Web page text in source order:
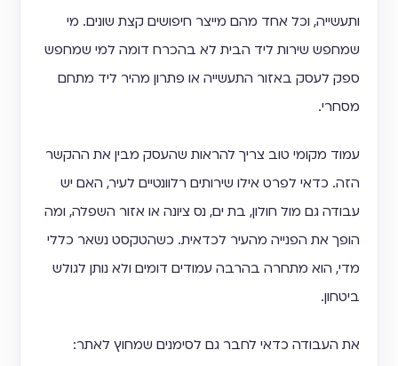
ותעשייה, וכל אחד מהם מייצר חיפושים קצת שונים. מי
שמחפש שירות ליד הבית לא בהכרח דומה למי שמחפש
ספק לעסק באזור התעשייה או פתרון מהיר ליד מתחם
מסחרי.
עמוד מקומי טוב צריך להראות שהעסק מבין את ההקשר
הזה. כדאי לפרט אילו שירותים רלוונטיים לעיר, האם יש
עבודה גם מול חולון, בת ים, נס ציונה או אזור השפלה, ומה
הופך את הפנייה מהעיר לכדאית. כשהטקסט נשאר כללי
מדי, הוא מתחרה בהרבה עמודים דומים ולא נותן לגולש
ביטחון.
את העבודה כדאי לחבר גם לסימנים שמחוץ לאתר: